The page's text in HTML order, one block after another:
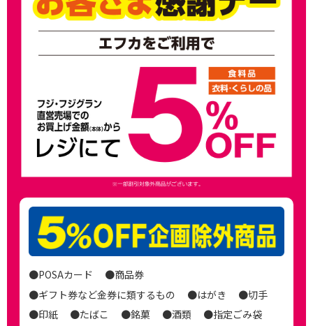
●POSAカード
●商品券
●ギフト券など金券に類するもの
●はがき
●切手
●印紙
●たばこ ●銘菓 ●酒類
●指定ごみ袋